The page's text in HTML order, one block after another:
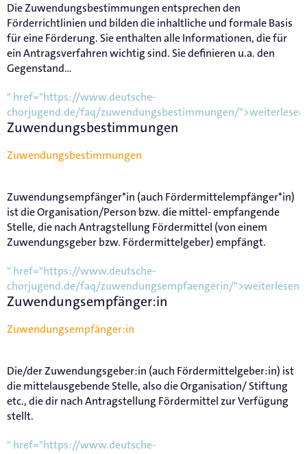
Zuwendungsbestimmungen
Die Zuwendungsbestimmungen entsprechen den
Förderrichtlinien und bilden die inhaltliche und formale Basis
für eine Förderung. Sie enthalten alle Informationen, die für
ein Antragsverfahren wichtig sind. Sie definieren u.a. den
Gegenstand...
Zuwendungsbestimmungen
" href="https://www.deutsche-
chorjugend.de/faq/zuwendungsbestimmungen/">weiterlesen
Zuwendungsempfänger:in
Zuwendungsempfänger*in (auch Fördermittelempfänger*in)
ist die Organisation/Person bzw. die mittel- empfangende
Stelle, die nach Antragstellung Fördermittel (von einem
Zuwendungsgeber bzw. Fördermittelgeber) empfängt.
Zuwendungsempfänger:in
" href="https://www.deutsche-
chorjugend.de/faq/zuwendungsempfaengerin/">weiterlesen
Die/der Zuwendungsgeber:in (auch Fördermittelgeber:in) ist
die mittelausgebende Stelle, also die Organisation/ Stiftung
etc., die dir nach Antragstellung Fördermittel zur Verfügung
stellt.
" href="https://www.deutsche-